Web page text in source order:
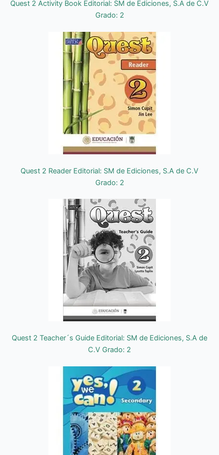
Quest 2 Activity Book Editorial: SM de Ediciones, S.A de C.V
Grado: 2
Quest 2 Reader Editorial: SM de Ediciones, S.A de C.V
Grado: 2
Quest 2 Teacher´s Guide Editorial: SM de Ediciones, S.A de
C.V Grado: 2